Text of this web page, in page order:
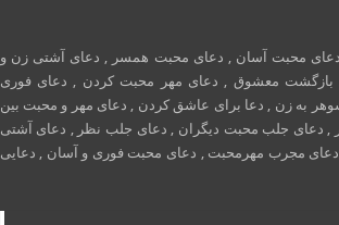
محبت آسان , دعای محبت همسر , دعای آشتی زن و
معشوق , دعای مهر محبت کردن , دعای فوری
به زن , دعا برای عاشق کردن , دعای مهر و محبت بین
دعای جلب محبت دیگران , دعای جلب نظر , دعای آشتی
مجرب مهرمحبت , دعای محبت فوری و آسان , دعایی